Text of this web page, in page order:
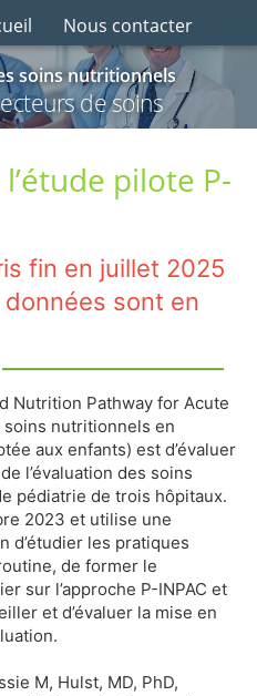
Nous contacter
soins nutritionnels
de soins
pilote P-
fin en juillet 2025
sont en
Nutrition Pathway for Acute
nutritionnels en
aux enfants) est d’évaluer
l’évaluation des soins
pédiatrie de trois hôpitaux.
2023 et utilise une
d’étudier les pratiques
de former le
sur l’approche P-INPAC et
et d’évaluer la mise en
M, Hulst, MD, PhD,